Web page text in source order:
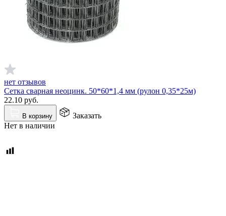
нет отзывов
Сетка сварная неоцинк. 50*60*1,4 мм (рулон 0,35*25м)
22.10 руб.
В корзину
Заказать
Нет в наличии